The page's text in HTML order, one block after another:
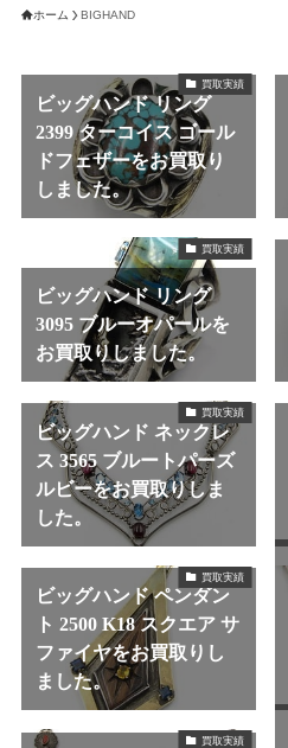
ホーム BIGHAND
買取実績
ビッグハンド リング
2399 ターコイス ゴール
ドフェザーをお買取り
しました。
買取実績
ビッグハンド リング
3095 ブルーオパールを
お買取りしました。
買取実績
ビッグハンド ネックレ
ス 3565 ブルートパーズ
ルビーをお買取りしま
した。
買取実績
ビッグハンド ペンダン
ト 2500 K18 スクエア サ
ファイヤをお買取りし
ました。
買取実績